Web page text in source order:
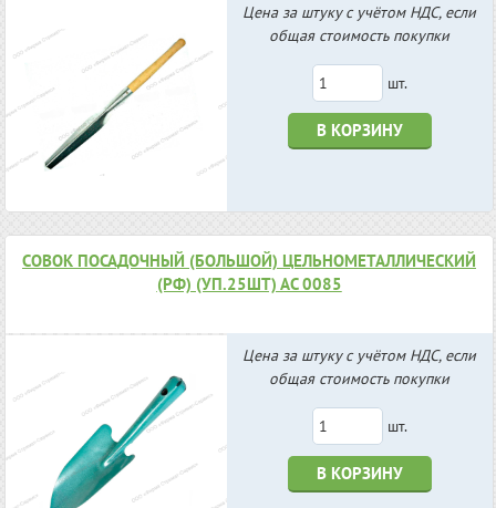
Цена за штуку с учётом НДС, если
общая стоимость покупки
шт.
В КОРЗИНУ
СОВОК ПОСАДОЧНЫЙ (БОЛЬШОЙ) ЦЕЛЬНОМЕТАЛЛИЧЕСКИЙ
(РФ) (УП.25ШТ) АС 0085
Цена за штуку с учётом НДС, если
общая стоимость покупки
шт.
В КОРЗИНУ